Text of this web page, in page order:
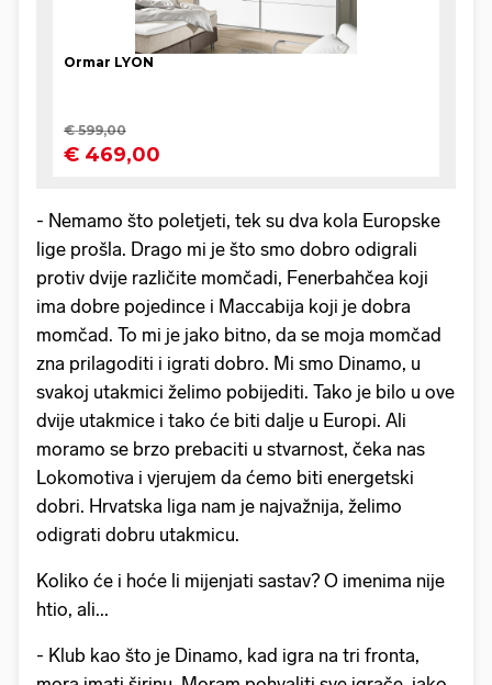
- Nemamo što poletjeti, tek su dva kola Europske
lige prošla. Drago mi je što smo dobro odigrali
protiv dvije različite momčadi, Fenerbahčea koji
ima dobre pojedince i Maccabija koji je dobra
momčad. To mi je jako bitno, da se moja momčad
zna prilagoditi i igrati dobro. Mi smo Dinamo, u
svakoj utakmici želimo pobijediti. Tako je bilo u ove
dvije utakmice i tako će biti dalje u Europi. Ali
moramo se brzo prebaciti u stvarnost, čeka nas
Lokomotiva i vjerujem da ćemo biti energetski
dobri. Hrvatska liga nam je najvažnija, želimo
odigrati dobru utakmicu.
Koliko će i hoće li mijenjati sastav? O imenima nije
htio, ali...
- Klub kao što je Dinamo, kad igra na tri fronta,